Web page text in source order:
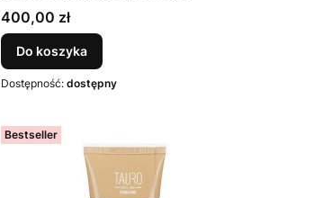
Cena
400,00 zł
Do koszyka
Dostępność: dostępny
Bestseller